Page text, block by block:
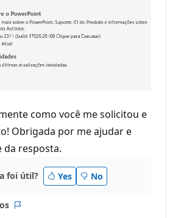
como você me solicitou e
Obrigada por me ajudar e
da resposta.
foi útil? Yes No